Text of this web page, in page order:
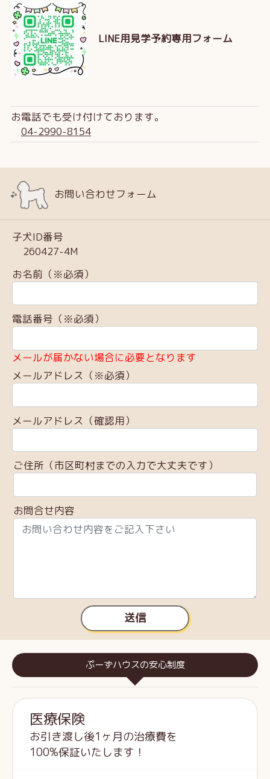
LINE用見学予約専用フォーム
お電話でも受け付けております。
04-2990-8154
お問い合わせフォーム
子犬ID番号
260427-4M
お名前（※必須）
電話番号（※必須）
メールが届かない場合に必要となります
メールアドレス（※必須）
メールアドレス（確認用）
ご住所（市区町村までの入力で大丈夫です）
お問合せ内容
送信
ぷーずハウスの安心制度
医療保険
お引き渡し後1ヶ月の治療費を
100%保証いたします！